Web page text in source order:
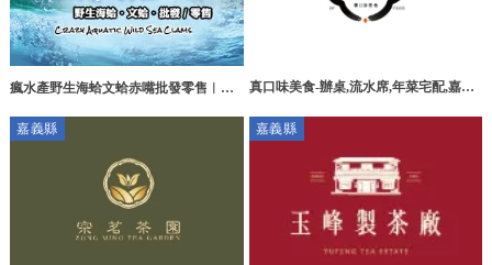
瘋水產野生海蛤文蛤赤嘴批發零售︱海
海蛤批發商
真口味美食-辦桌,流水席,年菜宅配,嘉義
嘉義縣
嘉義縣